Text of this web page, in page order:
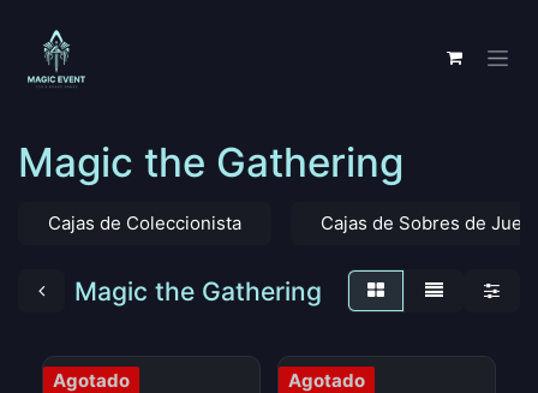
Magic the Gathering
Cajas de Coleccionista Cajas de Sobres de
Magic the Gathering
Agotado
Agotado